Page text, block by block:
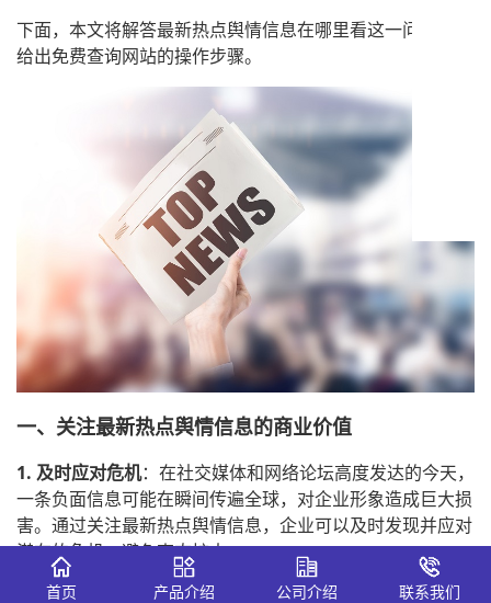
下面，本文将解答最新热点舆情信息在哪里看这一问题，并
给出免费查询网站的操作步骤。
一、关注最新热点舆情信息的商业价值
1. 及时应对危机：在社交媒体和网络论坛高度发达的今天，
一条负面信息可能在瞬间传遍全球，对企业形象造成巨大损
害。通过关注最新热点舆情信息，企业可以及时发现并应对
潜在的危机，避免事态扩大。
2. 把握市场脉搏
：消费者的喜好和需求在不断变化，通过分
首页 产品介绍 公司介绍 联系我们